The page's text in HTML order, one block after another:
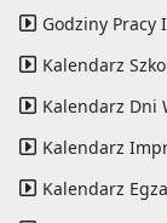
Godziny Pracy
Kalendarz
Kalendarz Dni
Kalendarz
Kalendarz